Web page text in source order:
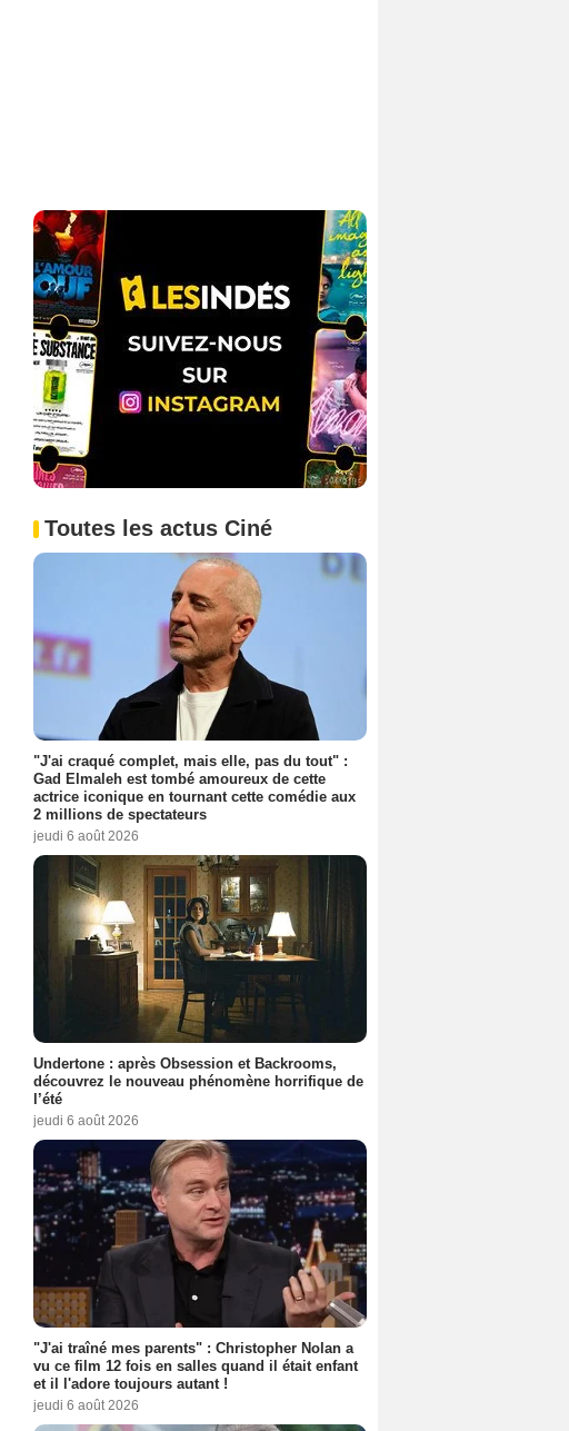
Toutes les actus Ciné
"J'ai craqué complet, mais elle, pas du tout" :
Gad Elmaleh est tombé amoureux de cette
actrice iconique en tournant cette comédie aux
2 millions de spectateurs
jeudi 6 août 2026
Undertone : après Obsession et Backrooms,
découvrez le nouveau phénomène horrifique de
l’été
jeudi 6 août 2026
"J'ai traîné mes parents" : Christopher Nolan a
vu ce film 12 fois en salles quand il était enfant
et il l'adore toujours autant !
jeudi 6 août 2026